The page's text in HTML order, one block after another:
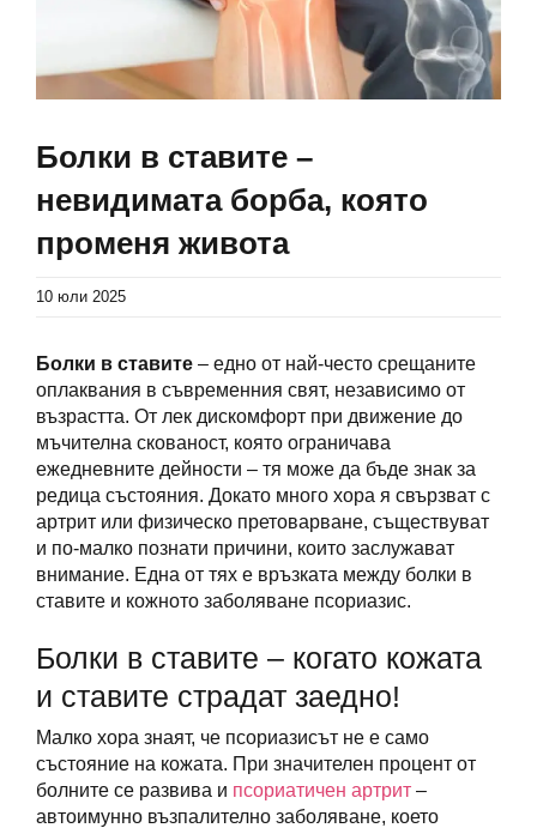
Болки в ставите –
невидимата борба, която
променя живота
10 юли 2025
Болки в ставите – едно от най-често срещаните
оплаквания в съвременния свят, независимо от
възрастта. От лек дискомфорт при движение до
мъчителна скованост, която ограничава
ежедневните дейности – тя може да бъде знак за
редица състояния. Докато много хора я свързват с
артрит или физическо претоварване, съществуват
и по-малко познати причини, които заслужават
внимание. Една от тях е връзката между болки в
ставите и кожното заболяване псориазис.
Болки в ставите – когато кожата
и ставите страдат заедно!
Малко хора знаят, че псориазисът не е само
състояние на кожата. При значителен процент от
болните се развива и псориатичен артрит –
автоимунно възпалително заболяване, което